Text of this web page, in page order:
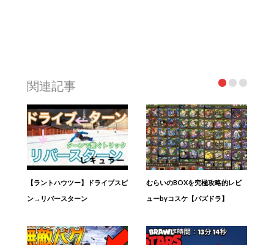
関連記事
【ラントハウツー】ドライブスピ
ン→リバースターン
むらいのBOXを究極攻略的レビ
ューbyコスケ【パズドラ】